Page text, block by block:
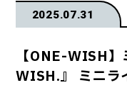
2025.07.31
【ONE-WISH
WISH.』 ミニラ